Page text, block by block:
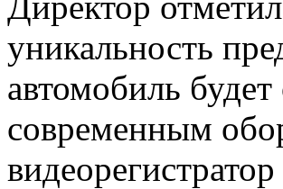
уникальность
автомобиль
современным